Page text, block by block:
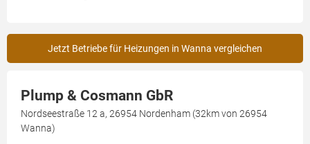
Jetzt Betriebe für Heizungen in Wanna vergleichen
Plump & Cosmann GbR
Nordseestraße 12 a, 26954 Nordenham (32km von 26954
Wanna)